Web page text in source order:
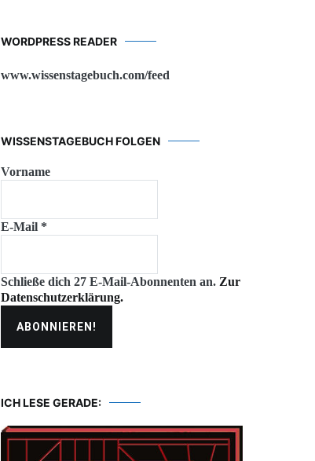
WORDPRESS READER
www.wissenstagebuch.com/feed
WISSENSTAGEBUCH FOLGEN
Vorname
E-Mail *
Schließe dich 27 E-Mail-Abonnenten an. Zur
Datenschutzerklärung.
ICH LESE GERADE: